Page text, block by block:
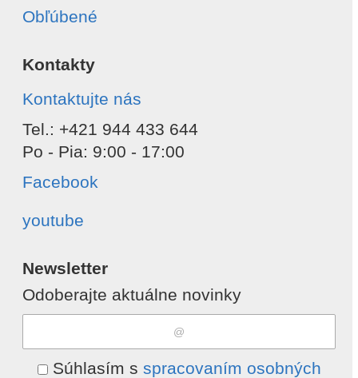
Obľúbené
Kontakty
Kontaktujte nás
Tel.: +421 944 433 644
Po - Pia: 9:00 - 17:00
Facebook
youtube
Newsletter
Odoberajte aktuálne novinky
Súhlasím s spracovaním osobných